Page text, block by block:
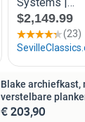
Blake archiefkast,
verstelbare
€ 203,90